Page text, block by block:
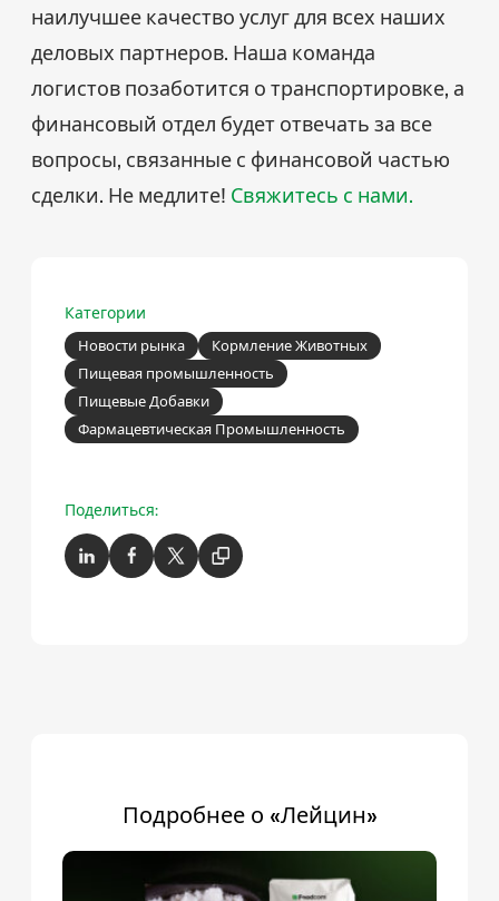
наилучшее качество услуг для всех наших
деловых партнеров. Наша команда
логистов позаботится о транспортировке, а
финансовый отдел будет отвечать за все
вопросы, связанные с финансовой частью
сделки. Не медлите! Свяжитесь с нами.
Категории
Новости рынка
Кормление Животных
Пищевая промышленность
Пищевые Добавки
Фармацевтическая Промышленность
Поделиться:
Подробнее о «Лейцин»